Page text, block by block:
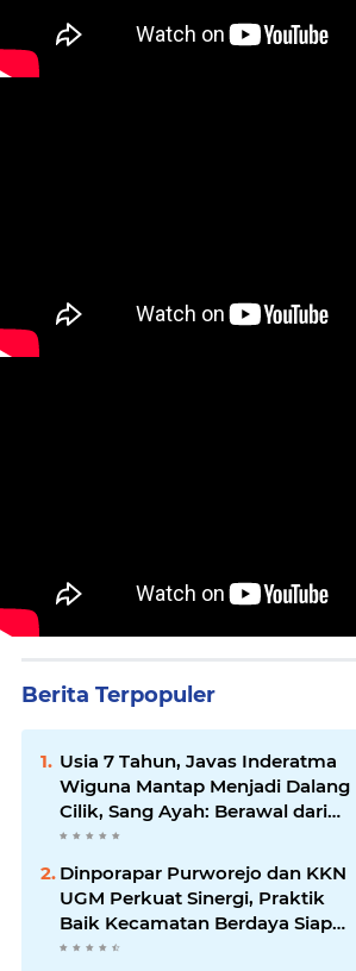
Berita Terpopuler
Usia 7 Tahun, Javas Inderatma
Wiguna Mantap Menjadi Dalang
Cilik, Sang Ayah: Berawal dari
Menonton Wayang di YouTube
Dinporapar Purworejo dan KKN
UGM Perkuat Sinergi, Praktik
Baik Kecamatan Berdaya Siap
Direplikasi